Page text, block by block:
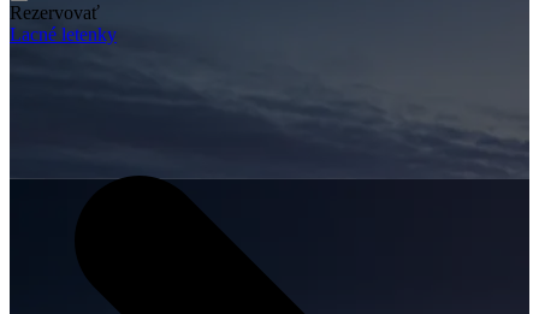
Rezervovať
Lacné letenky